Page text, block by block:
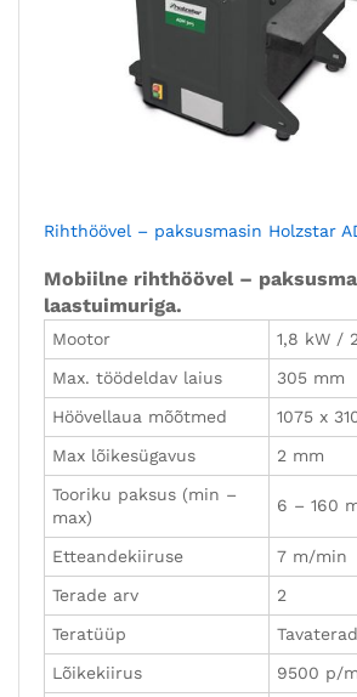
Rihthöövel – paksusmasin Holzstar
Mobiilne rihthöövel –
laastuimuriga.
Mootor
1,8 kW /
Max. töödeldav laius
305 mm
Höövellaua mõõtmed
1075 x
Max lõikesügavus
2 mm
Tooriku paksus (min –
max)
6 – 160
Etteandekiiruse
7 m/min
Terade arv
2
Teratüüp
Tavaterad
Lõikekiirus
9500 p/